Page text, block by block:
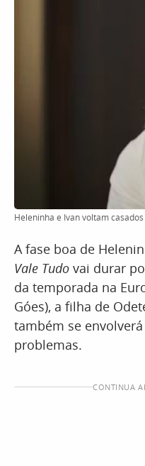
Heleninha e Ivan voltam
A fase boa de
Vale Tudo vai durar
da temporada na
Góes), a filha de
também se
problemas.
CONTINUA